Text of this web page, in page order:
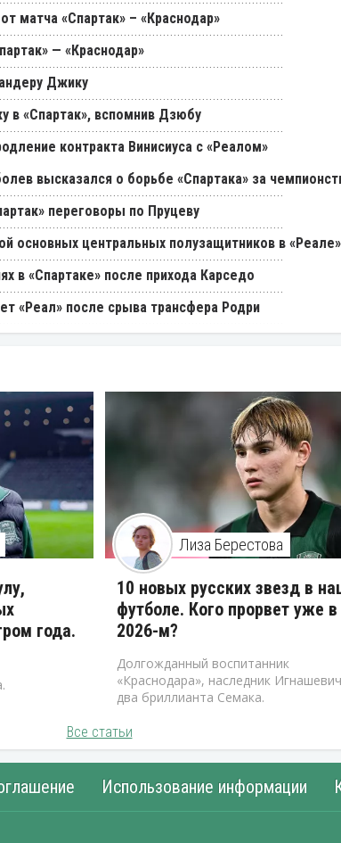
матча «Спартак» – «Краснодар»
— «Краснодар»
Джику
в «Спартак», вспомнив Дзюбу
контракта Винисиуса с «Реалом»
высказался о борьбе «Спартака» за
переговоры по Пруцеву
основных центральных полузащитников в «Реале»
в «Спартаке» после прихода Карседо
«Реал» после срыва трансфера Родри
года.
Лиза Берестова
10 новых русских звезд в
футболе. Кого прорвет уже в
2026-м?
Долгожданный воспитанник
«Краснодара», наследник
два бриллианта Семака.
Все статьи
Использование информации